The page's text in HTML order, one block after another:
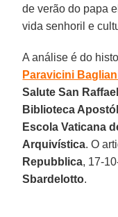
de verão do papa
vida senhoril e
A análise é do
Paravicini
Salute San
Biblioteca
Escola Vaticana
Arquivística. O
Repubblica, 17-
Sbardelotto.